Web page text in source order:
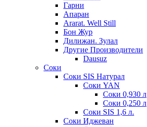
Гарни
Апаран
Ararat. Well Still
Бон Жур
Дилижан. Зулал
Другие Производители
Dausuz
Соки
Соки SIS Натурал
Соки YAN
Соки 0,930 л
Соки 0,250 л
Соки SIS 1,6 л.
Соки Иджеван